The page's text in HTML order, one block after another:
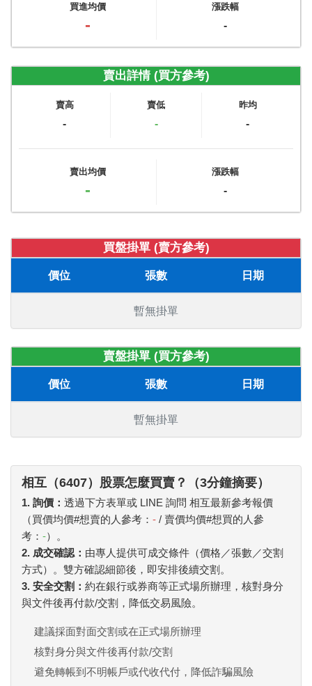
買進均價
-
漲跌幅
-
賣出詳情 (買方參考)
賣高
-
賣低
-
昨均
-
賣出均價
-
漲跌幅
-
買盤掛單 (賣方參考)
價位 張數 日期
暫無掛單
賣盤掛單 (買方參考)
價位 張數 日期
暫無掛單
相互（6407）股票怎麼買賣？（3分鐘摘要）
1. 詢價： 透過下方表單或 LINE 詢問 相互最新參考報價
（買價均價#想賣的人參考： - / 賣價均價#想買的人參
考： -）。
2. 成交確認： 由專人提供可成交條件（價格／張數／交割
方式）。雙方確認細節後，即安排後續交割。
3. 安全交割： 約在銀行或券商等正式場所辦理，核對身分
與文件後再付款/交割，降低交易風險。
建議採面對面交割或在正式場所辦理
核對身分與文件後再付款/交割
避免轉帳到不明帳戶或代收代付，降低詐騙風險